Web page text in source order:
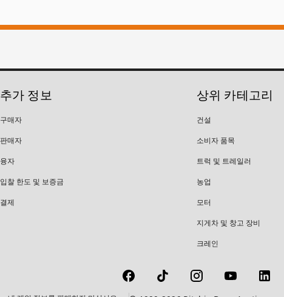
추가 정보
구매자
판매자
융자
입찰 한도 및 보증금
결제
상위 카테고리
건설
소비자 품목
트럭 및 트레일러
농업
모터
지게차 및 창고 장비
크레인